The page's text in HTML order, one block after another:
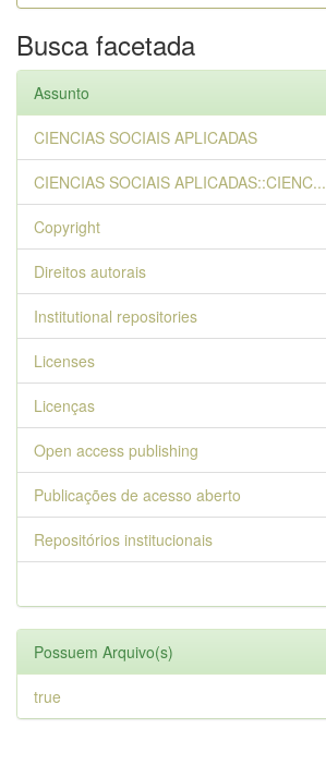
Busca facetada
Assunto
CIENCIAS SOCIAIS APLICADAS
CIENCIAS SOCIAIS APLICADAS::CIENC...
Copyright
Direitos autorais
Institutional repositories
Licenses
Licenças
Open access publishing
Publicações de acesso aberto
Repositórios institucionais
Possuem Arquivo(s)
true